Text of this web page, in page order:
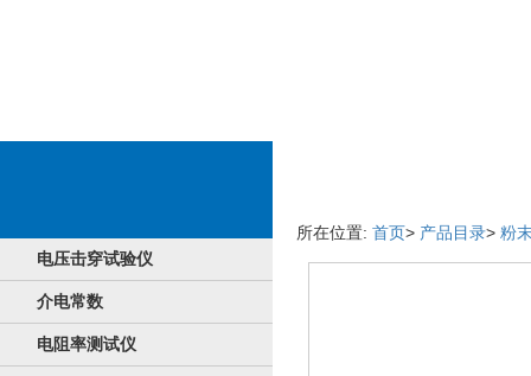
电压击穿试验仪
介电常数
电阻率测试仪
所在位置: 首页> 产品目录> 粉